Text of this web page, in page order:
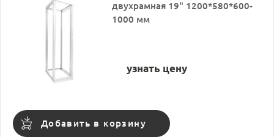
двухрамная 19" 1200*580*600-
1000 мм
узнать цену
Добавить в корзину